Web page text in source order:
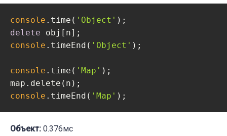
console .time( 'Object'
delete
console .timeEnd( 'Object' );
console .time( 'Map' );
console .timeEnd( 'Map' );
Объект: 0.376мс